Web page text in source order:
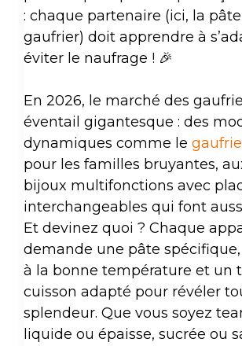
: chaque partenaire (ici, la
gaufrier) doit apprendre à
éviter le naufrage ! 🎉
En 2026, le marché des
éventail gigantesque : des
dynamiques comme le
pour les familles bruyantes,
bijoux multifonctions avec
interchangeables qui font
Et devinez quoi ? Chaque
demande une pâte
à la bonne température et un
cuisson adapté pour révéler
splendeur. Que vous soyez
liquide ou épaisse, sucrée ou